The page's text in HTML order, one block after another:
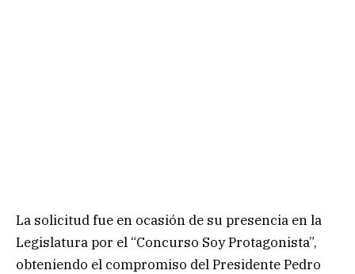
La solicitud fue en ocasión de su presencia en la
Legislatura por el “Concurso Soy Protagonista”,
obteniendo el compromiso del Presidente Pedro